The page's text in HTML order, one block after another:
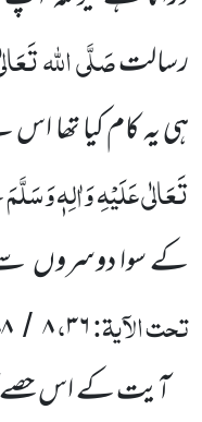
رسالتصَلَّی اللہ
ہی یہ کام کیاتھا اس
تَعَالٰی عَلَیْہِ وَاٰلِہٖ وَسَلَّمَ
کے سوا دوسروں
تحت الآیۃ:۳۶،۸ /
آیت کے اس حصے